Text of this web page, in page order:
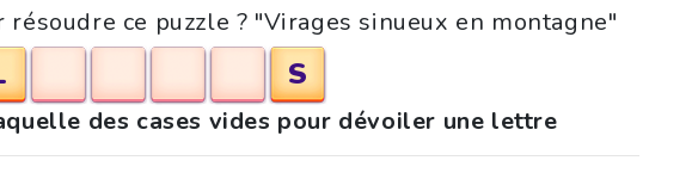
ce puzzle ? "Virages sinueux en montagne"
S
des cases vides pour dévoiler une lettre